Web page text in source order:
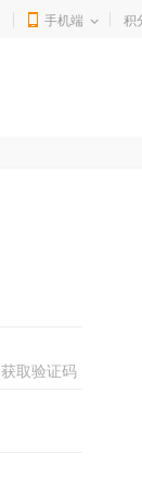
手机端 积
获取验证码